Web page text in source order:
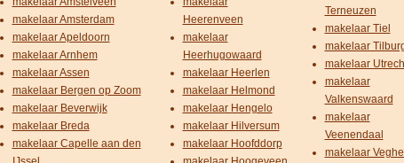
makelaar Amsterdam
makelaar Apeldoorn
makelaar Arnhem
makelaar Assen
makelaar Bergen op Zoom
makelaar Beverwijk
makelaar Breda
makelaar Capelle aan den
Heerenveen
makelaar
Heerhugowaard
makelaar Heerlen
makelaar Helmond
makelaar Hengelo
makelaar Hilversum
makelaar Hoofddorp
Terneuzen
makelaar Tiel
makelaar
makelaar
makelaar
Valkenswaard
makelaar
Veenendaal
makelaar